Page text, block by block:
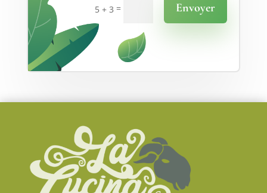
5 + 3 = Envoyer